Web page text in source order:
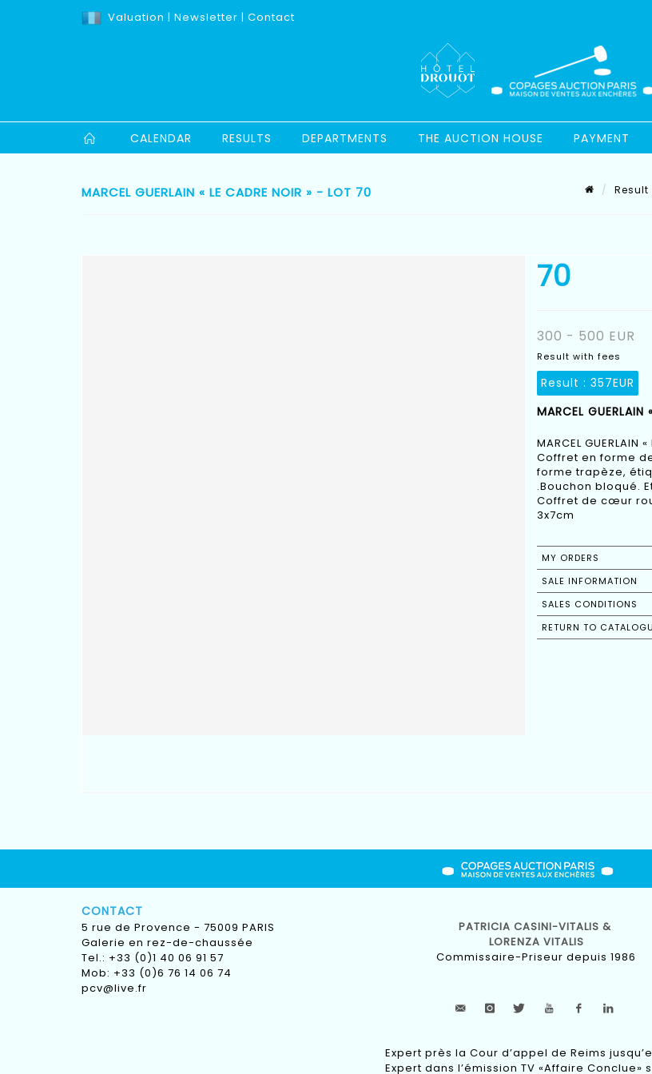
Valuation | Newsletter | Contact
CALENDAR RESULTS DEPARTMENTS THE AUCTION HOUSE PAYMENT
MARCEL GUERLAIN « LE CADRE NOIR » - LOT 70 Result
70
300 - 500 EUR
Result with fees
Result : 357EUR
MARCEL
MARCEL GUERLAIN
Coffret en forme
forme trapèze,
.Bouchon bloqué.
Coffret de cœur
3x7cm
MY ORDERS
SALE INFORMATION
SALES CONDITIONS
RETURN TO
CONTACT
5 rue de Provence - 75009 PARIS
Galerie en rez-de-chaussée
Tel.: +33 (0)1 40 06 91 57
Mob: +33 (0)6 76 14 06 74
pcv@live.fr
PATRICIA CASINI-VITALIS &
LORENZA VITALIS
Commissaire-Priseur depuis 1986
Expert près la Cour d’appel de Reims
Expert dans l’émission TV «Affaire Conclue»